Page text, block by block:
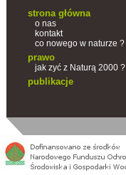
strona główna
o nas
kontakt
co nowego w naturze ?
prawo
jak zyć z Naturą 2000 ?
publikacje